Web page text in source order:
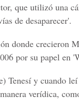
que utilizó una
de desaparecer'.
donde crecieron
por su papel en
Tenesí y cuando
verídica,